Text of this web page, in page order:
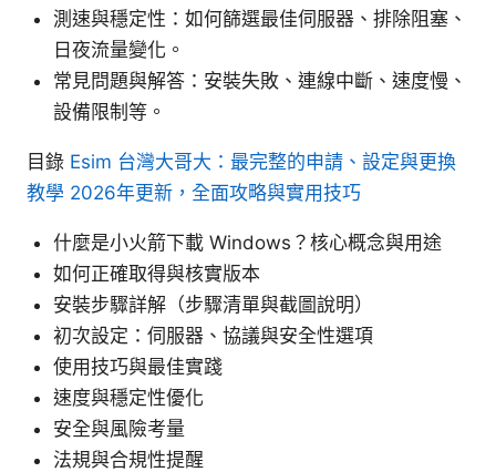
測速與穩定性：如何篩選最佳伺服器、排除阻塞、
日夜流量變化。
常見問題與解答：安裝失敗、連線中斷、速度慢、
設備限制等。
目錄 Esim 台灣大哥大：最完整的申請、設定與更換
教學 2026年更新，全面攻略與實用技巧
什麼是小火箭下載 Windows？核心概念與用途
如何正確取得與核實版本
安裝步驟詳解（步驟清單與截圖說明）
初次設定：伺服器、協議與安全性選項
使用技巧與最佳實踐
速度與穩定性優化
安全與風險考量
法規與合規性提醒